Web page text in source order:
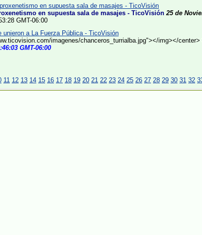
en supuesta sala de masajes - TicoVisión
en supuesta sala de masajes - TicoVisión 25 de
GMT-06:00
unieron a La Fuerza Pública - TicoVisión
imagenes/chanceros_turrialba.jpg"></img></center>
GMT-06:00
11 12 13 14 15 16 17 18 19 20 21 22 23 24 25 26 27 28 29 30 31 32